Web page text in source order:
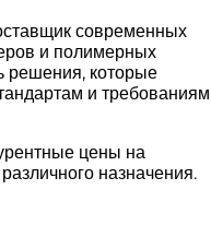
современных
и полимерных
решения, которые
и требованиям
цены на
назначения.